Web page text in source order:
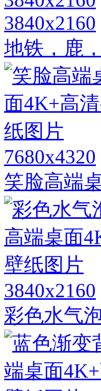
3840x2160
地铁，鹿
7680x4320
笑脸高端
3840x2160
彩色水气